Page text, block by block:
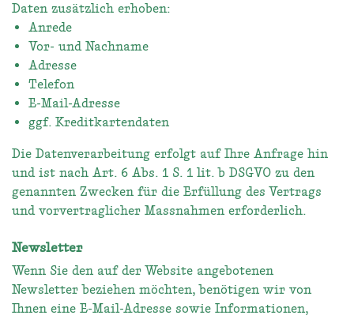
Daten zusätzlich erhoben:
Anrede
Vor- und Nachname
Adresse
Telefon
E-Mail-Adresse
ggf. Kreditkartendaten
Die Datenverarbeitung erfolgt auf Ihre Anfrage hin
und ist nach Art. 6 Abs. 1 S. 1 lit. b DSGVO zu den
genannten Zwecken für die Erfüllung des Vertrags
und vorvertraglicher Massnahmen erforderlich.
Newsletter
Wenn Sie den auf der Website angebotenen
Newsletter beziehen möchten, benötigen wir von
Ihnen eine E-Mail-Adresse sowie Informationen,